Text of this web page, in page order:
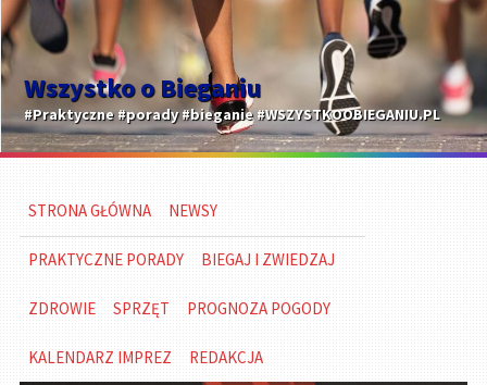
Wszystko o Bieganiu
#Praktyczne #porady #bieganie #WSZYSTKOOBIEGANIU.PL
STRONA GŁÓWNA NEWSY
PRAKTYCZNE PORADY BIEGAJ I ZWIEDZAJ
ZDROWIE SPRZĘT PROGNOZA POGODY
KALENDARZ IMPREZ REDAKCJA